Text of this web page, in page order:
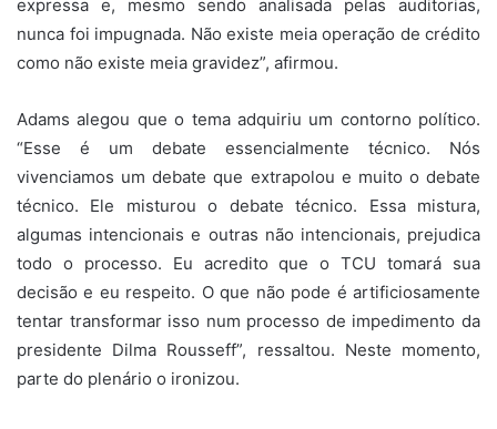
expressa e, mesmo sendo analisada pelas auditorias,
nunca foi impugnada. Não existe meia operação de crédito
como não existe meia gravidez”, afirmou.
Adams alegou que o tema adquiriu um contorno político.
“Esse é um debate essencialmente técnico. Nós
vivenciamos um debate que extrapolou e muito o debate
técnico. Ele misturou o debate técnico. Essa mistura,
algumas intencionais e outras não intencionais, prejudica
todo o processo. Eu acredito que o TCU tomará sua
decisão e eu respeito. O que não pode é artificiosamente
tentar transformar isso num processo de impedimento da
presidente Dilma Rousseff”, ressaltou. Neste momento,
parte do plenário o ironizou.